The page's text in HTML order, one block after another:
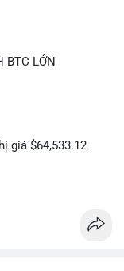
BTC LỚN
giá $64,533.12
USD từ một địa chỉ